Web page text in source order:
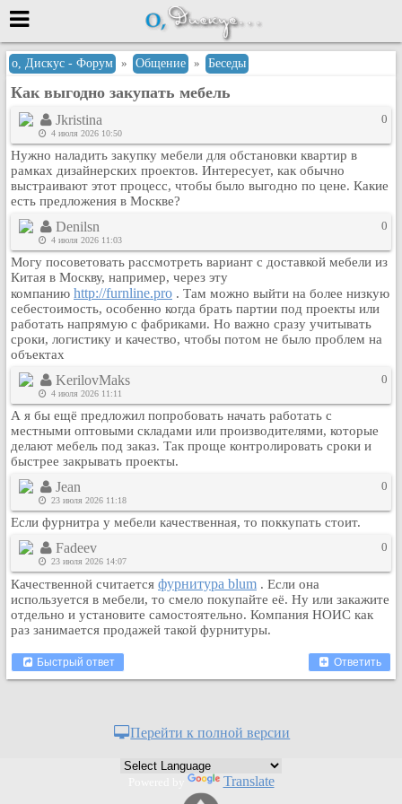
Меню
или войти через
Вход с 7ooo.ru
Регистрация
Забыли пароль?
Данные авторизации одинаковые с
сайтом 7ooo.ru
Форумы
Главная
Поиск
Новые сообщения
Игры
Кулинария
Физкультура и спорт
Видео и Кино
Авто. Мото.
Космос
Домашние питомцы
Медицина
Компьютер
Ещё
Пользователи / Поиск
Группы
Норм
о, Дискус - Форум » Общение » Беседы
Как выгодно закупать мебель
Jkristina
4 июля 2026 10:50
0
Нужно наладить закупку мебели для обстановки квартир в
рамках дизайнерских проектов. Интересует, как обычно
выстраивают этот процесс, чтобы было выгодно по цене. Какие
есть предложения в Москве?
Denilsn
4 июля 2026 11:03
0
Могу посоветовать рассмотреть вариант с доставкой мебели из
Китая в Москву, например, через эту
компанию http://furnline.pro . Там можно выйти на более низкую
себестоимость, особенно когда брать партии под проекты или
работать напрямую с фабриками. Но важно сразу учитывать
сроки, логистику и качество, чтобы потом не было проблем на
объектах
KerilovMaks
4 июля 2026 11:11
0
А я бы ещё предложил попробовать начать работать с
местными оптовыми складами или производителями, которые
делают мебель под заказ. Так проще контролировать сроки и
быстрее закрывать проекты.
Jean
23 июля 2026 11:18
0
Если фурнитра у мебели качественная, то поккупать стоит.
Fadeev
23 июля 2026 14:07
0
Качественной считается фурнитура blum . Если она
используется в мебели, то смело покупайте её. Ну или закажите
отдельно и установите самостоятельно. Компания НОИС как
раз занимается продажей такой фурнитуры.
Быстрый ответ Ответить
Перейти к полной версии
Translate